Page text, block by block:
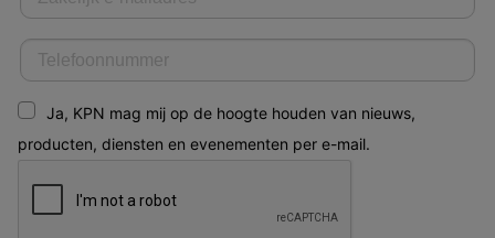
Ja, KPN mag mij op de hoogte houden van nieuws,
producten, diensten en evenementen per e-mail.